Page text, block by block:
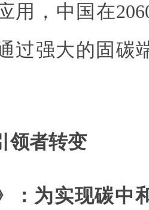
用，中国在
过强大的固碳
领者转变
：为实现碳中